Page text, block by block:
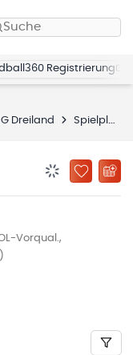
Suche
Registrierung
Dreiland Spielplan
ZU
Vorqual.,